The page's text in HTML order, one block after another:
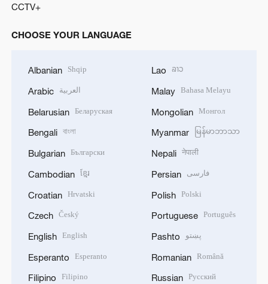
CCTV+
CHOOSE YOUR LANGUAGE
Albanian Shqip
Arabic العربية
Belarusian Беларуская
Bengali বাংলা
Bulgarian Български
Cambodian ខ្មែរ
Croatian Hrvatski
Czech Český
English English
Esperanto Esperanto
Filipino Filipino
Lao ລາວ
Malay Bahasa Melayu
Mongolian Монгол
Myanmar မြန်မာဘာသာ
Nepali नेपाली
Persian فارسی
Polish Polski
Portuguese Português
Pashto پښتو
Romanian Română
Russian Русский